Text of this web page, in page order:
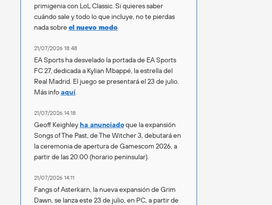
primigenia con LoL Classic. Si quieres saber
cuándo sale y todo lo que incluye, no te pierdas
nada sobreel nuevo modo.
21/07/2026 18:48
EA Sports ha desvelado la portada de EA Sports
FC 27, dedicada a Kylian Mbappé, la estrella del
Real Madrid. El juego se presentará el 23 de julio.
Más infoaquí.
21/07/2026 14:18
Geoff Keighley ha anunciadoque la expansión
Songs of The Past, de The Witcher 3, debutará en
la ceremonia de apertura de Gamescom 2026, a
partir de las 20:00 (horario peninsular).
21/07/2026 14:11
Fangs of Asterkarn, la nueva expansión de Grim
Dawn, se lanza este 23 de julio, en PC, a partir de